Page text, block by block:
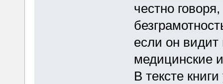
честно
если он
медицинские
В тексте